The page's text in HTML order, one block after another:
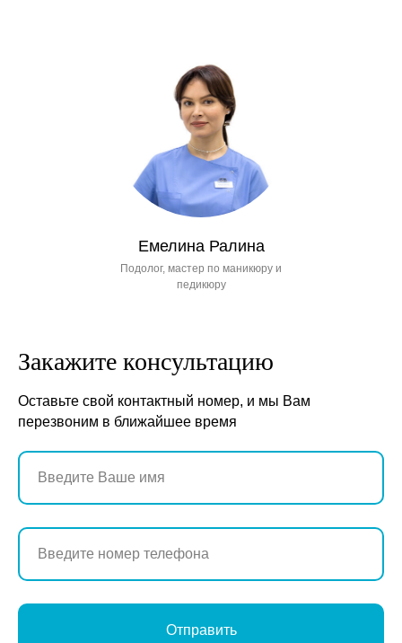
Емелина Ралина
Подолог, мастер по маникюру и
педикюру
Закажите консультацию
Оставьте свой контактный номер, и мы Вам
перезвоним в ближайшее время
Отправить